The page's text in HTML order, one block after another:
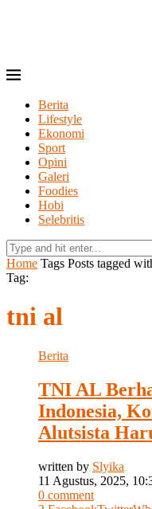
Berita
Lifestyle
Ekonomi
Sport
Opini
Galeri
Foodies
Hobi
Selebritis
Home Tags Posts tagged
Tag:
tni al
Berita
TNI AL
Indonesia,
Alutsista
written by Slyika
11 Agustus, 2025,
0 comment